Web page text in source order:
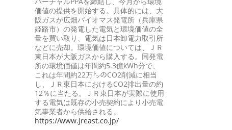
価値の提供を開始する。具体的には、大
阪ガスが広畑バイオマス発電所（兵庫県
姫路市）の発電した電気と環境価値の全
量を買い取り、電気は日本卸電力取引所
などに売却。環境価値については、ＪＲ
東日本が大阪ガスから購入する。同発電
所の環境価値は年間約5.3億kWh分で、
これは年間約22万㌧のCO2削減に相当
し、ＪＲ東日本におけるCO2排出量の約
12％に当たる。ＪＲ東日本が実際に使用
する電気は既存の小売契約により小売電
気事業者から供給される。
https://www.jreast.co.jp/